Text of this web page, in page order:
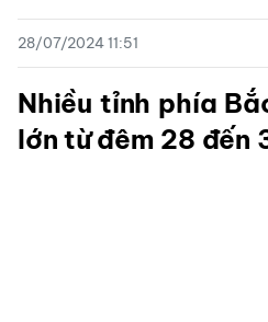
28/07/2024 11:51
Nhiều tỉnh phía
lớn từ đêm 28 đến